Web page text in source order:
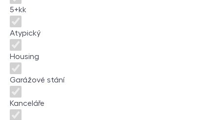
5+kk
Atypický
Housing
Garážové stání
Kanceláře